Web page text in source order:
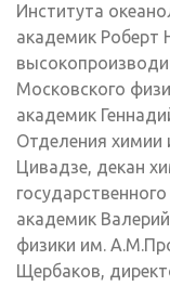
Института
академик Роберт
Московского
академик
Отделения химии
Цивадзе, декан
академик
физики им.
Щербаков,